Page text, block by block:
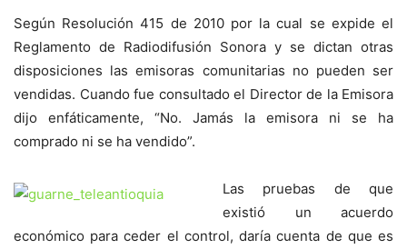
Según Resolución 415 de 2010 por la cual se expide el
Reglamento de Radiodifusión Sonora y se dictan otras
disposiciones las emisoras comunitarias no pueden ser
vendidas. Cuando fue consultado el Director de la Emisora
dijo enfáticamente, “No. Jamás la emisora ni se ha
comprado ni se ha vendido”.
Las pruebas de que
existió un acuerdo
económico para ceder el control, daría cuenta de que es